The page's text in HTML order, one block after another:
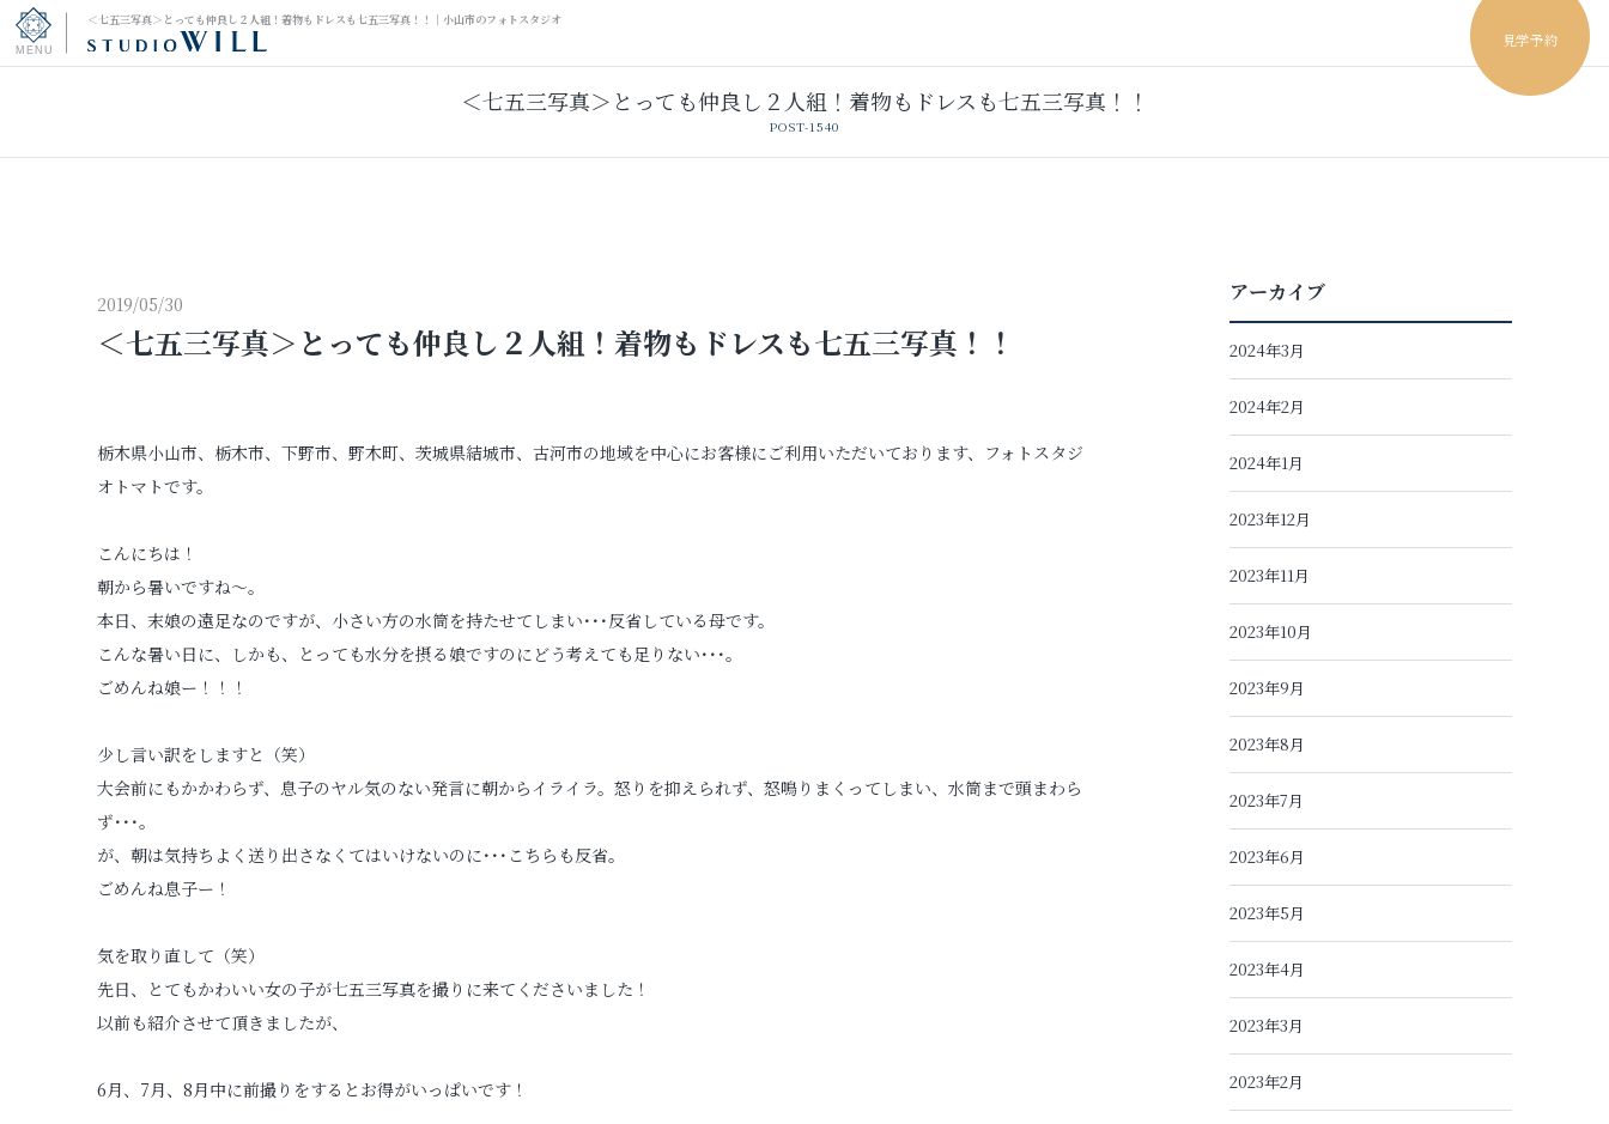
＜七五三写真＞とっても仲良し２人組！着物もドレスも七五三写真！！｜小山市のフォトスタジオ
見学予約
ウェディングフォト
プロフィールフォト
証明写真
＜七五三写真＞とっても仲良し２人組！着物もドレスも七五三写真！！
POST-1540
2019/05/30
＜七五三写真＞とっても仲良し２人組！着物もドレスも七五三写真！！
栃木県小山市、栃木市、下野市、野木町、茨城県結城市、古河市の地域を中心にお客様にご利用いただいております、フォトスタジ
オトマトです。
こんにちは！
朝から暑いですね～。
本日、末娘の遠足なのですが、小さい方の水筒を持たせてしまい･･･反省している母です。
こんな暑い日に、しかも、とっても水分を摂る娘ですのにどう考えても足りない･･･。
ごめんね娘ー！！！
少し言い訳をしますと（笑）
大会前にもかかわらず、息子のヤル気のない発言に朝からイライラ。怒りを抑えられず、怒鳴りまくってしまい、水筒まで頭まわら
ず･･･。
が、朝は気持ちよく送り出さなくてはいけないのに･･･こちらも反省。
ごめんね息子ー！
気を取り直して（笑）
先日、とてもかわいい女の子が七五三写真を撮りに来てくださいました！
以前も紹介させて頂きましたが、
6月、7月、8月中に前撮りをするとお得がいっぱいです！
アーカイブ
2024年3月
2024年2月
2024年1月
2023年12月
2023年11月
2023年10月
2023年9月
2023年8月
2023年7月
2023年6月
2023年5月
2023年4月
2023年3月
2023年2月